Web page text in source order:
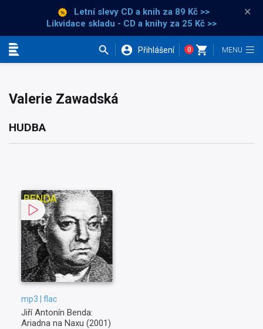
Letní slevy CD a knih za 89 Kč >>
Likvidace skladu - CD a knihy za 25 Kč >>
×
Přihlášení 0
Valerie Zawadská
HUDBA
mp3 | flac
Jiří Antonín Benda:
Ariadna na Naxu (2001)